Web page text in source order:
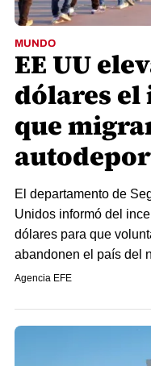
MUNDO
EE UU
dólares
que
El departamento de
Unidos informó del
dólares para que
abandonen el país del
Agencia EFE